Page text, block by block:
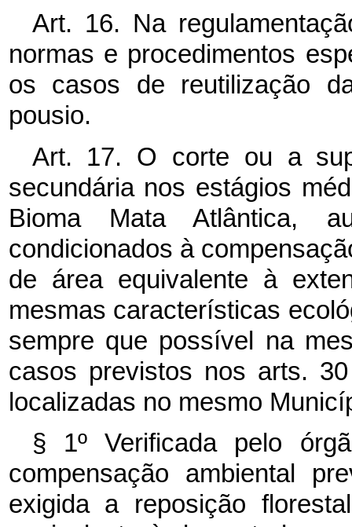
Art. 16. Na
normas e procedimentos
os casos de reutilização
pousio.
Art. 17. O corte ou a
secundária nos estágios
Bioma Mata Atlântica,
condicionados à
de área equivalente à
mesmas características
sempre que possível na
casos previstos nos arts.
localizadas no mesmo
§ 1º Verificada pelo
compensação ambiental
exigida a reposição